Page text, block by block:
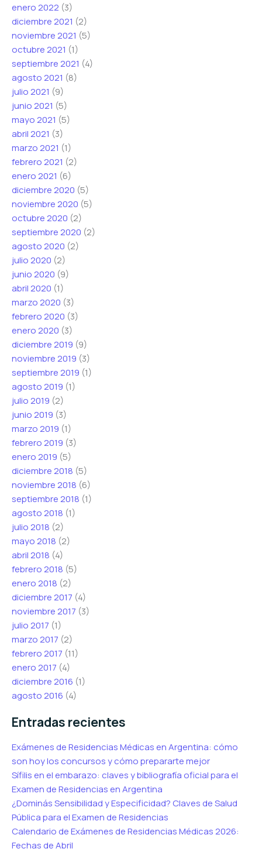
enero 2022 (3)
diciembre 2021 (2)
noviembre 2021 (5)
octubre 2021 (1)
septiembre 2021 (4)
agosto 2021 (8)
julio 2021 (9)
junio 2021 (5)
mayo 2021 (5)
abril 2021 (3)
marzo 2021 (1)
febrero 2021 (2)
enero 2021 (6)
diciembre 2020 (5)
noviembre 2020 (5)
octubre 2020 (2)
septiembre 2020 (2)
agosto 2020 (2)
julio 2020 (2)
junio 2020 (9)
abril 2020 (1)
marzo 2020 (3)
febrero 2020 (3)
enero 2020 (3)
diciembre 2019 (9)
noviembre 2019 (3)
septiembre 2019 (1)
agosto 2019 (1)
julio 2019 (2)
junio 2019 (3)
marzo 2019 (1)
febrero 2019 (3)
enero 2019 (5)
diciembre 2018 (5)
noviembre 2018 (6)
septiembre 2018 (1)
agosto 2018 (1)
julio 2018 (2)
mayo 2018 (2)
abril 2018 (4)
febrero 2018 (5)
enero 2018 (2)
diciembre 2017 (4)
noviembre 2017 (3)
julio 2017 (1)
marzo 2017 (2)
febrero 2017 (11)
enero 2017 (4)
diciembre 2016 (1)
agosto 2016 (4)
Entradas recientes
Exámenes de Residencias Médicas en Argentina: cómo
son hoy los concursos y cómo prepararte mejor
Sífilis en el embarazo: claves y bibliografía oficial para el
Examen de Residencias en Argentina
¿Dominás Sensibilidad y Especificidad? Claves de Salud
Pública para el Examen de Residencias
Calendario de Exámenes de Residencias Médicas 2026:
Fechas de Abril